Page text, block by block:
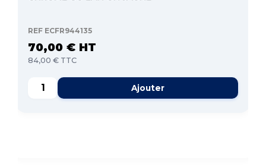
REF ECFR944135
70,00 € HT
84,00 € TTC
Ajouter